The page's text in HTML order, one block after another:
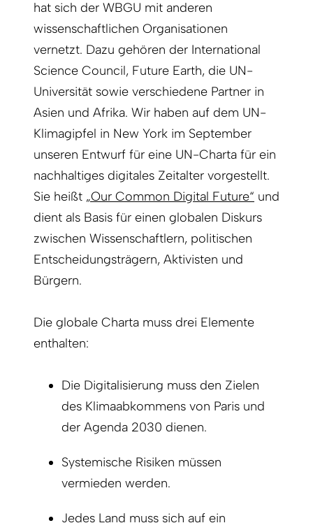
hat sich der WBGU mit anderen
wissenschaftlichen Organisationen
vernetzt. Dazu gehören der International
Science Council, Future Earth, die UN-
Universität sowie verschiedene Partner in
Asien und Afrika. Wir haben auf dem UN-
Klimagipfel in New York im September
unseren Entwurf für eine UN-Charta für ein
nachhaltiges digitales Zeitalter vorgestellt.
Sie heißt „Our Common Digital Future“ und
dient als Basis für einen globalen Diskurs
zwischen Wissenschaftlern, politischen
Entscheidungsträgern, Aktivisten und
Bürgern.
Die globale Charta muss drei Elemente
enthalten:
Die Digitalisierung muss den Zielen
des Klimaabkommens von Paris und
der Agenda 2030 dienen.
Systemische Risiken müssen
vermieden werden.
Jedes Land muss sich auf ein